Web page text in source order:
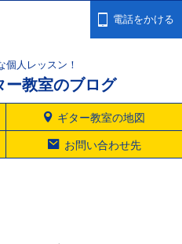
電話をかける
個人レッスン！
ー教室のブログ
ギター教室の地図
お問い合わせ先